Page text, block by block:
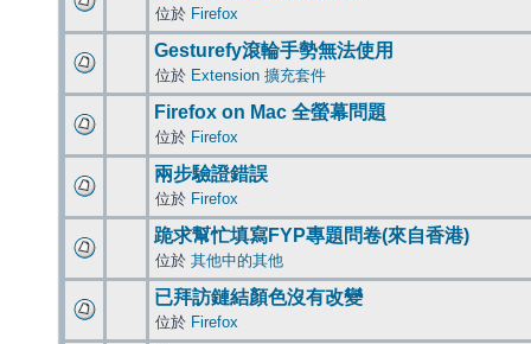
位於 Firefox
Gesturefy滾輪手勢無法使用
位於 Extension 擴充套件
Firefox on Mac 全螢幕問題
位於 Firefox
兩步驗證錯誤
位於 Firefox
跪求幫忙填寫FYP專題問卷(來自香港)
位於 其他中的其他
已拜訪鏈結顏色沒有改變
位於 Firefox